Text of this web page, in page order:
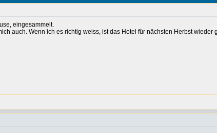
eingesammelt.
auch. Wenn ich es richtig weiss, ist das Hotel für nächsten Herbst wieder